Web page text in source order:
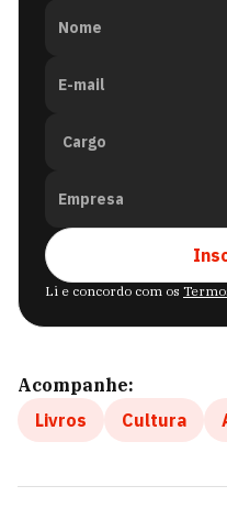
Nome
E-mail
Empresa
Li e concordo com os
Acompanhe:
Livros
Cultura